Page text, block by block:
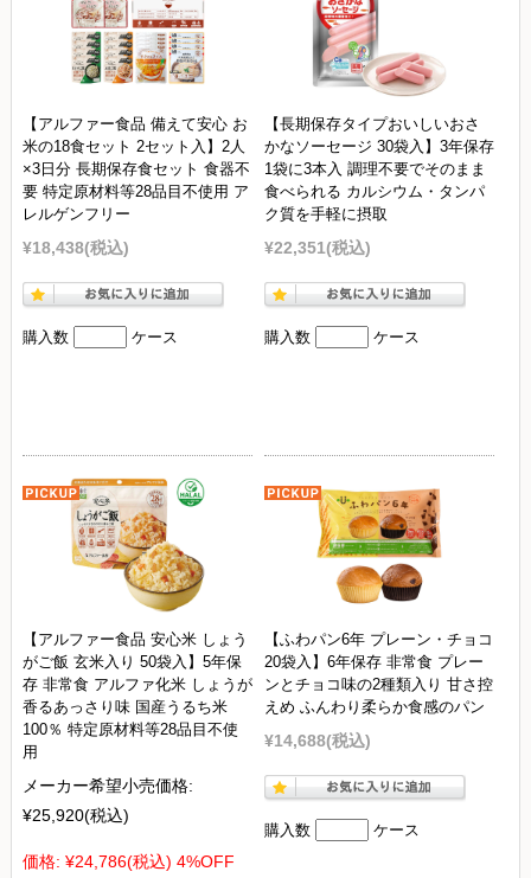
【アルファー食品 備えて安心 お
米の18食セット 2セット入】2人
×3日分 長期保存食セット 食器不
要 特定原材料等28品目不使用 ア
レルゲンフリー
¥18,438(税込)
購入数 ケース
【長期保存タイプおいしいおさ
かなソーセージ 30袋入】3年保存
1袋に3本入 調理不要でそのまま
食べられる カルシウム・タンパ
ク質を手軽に摂取
¥22,351(税込)
購入数 ケース
【アルファー食品 安心米 しょう
がご飯 玄米入り 50袋入】5年保
存 非常食 アルファ化米 しょうが
香るあっさり味 国産うるち米
100％ 特定原材料等28品目不使
用
メーカー希望小売価格:
¥25,920(税込)
価格: ¥24,786(税込) 4%OFF
【ふわパン6年 プレーン・チョコ
20袋入】6年保存 非常食 プレー
ンとチョコ味の2種類入り 甘さ控
えめ ふんわり柔らか食感のパン
¥14,688(税込)
購入数 ケース